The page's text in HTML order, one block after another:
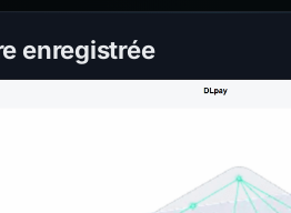
enregistrée